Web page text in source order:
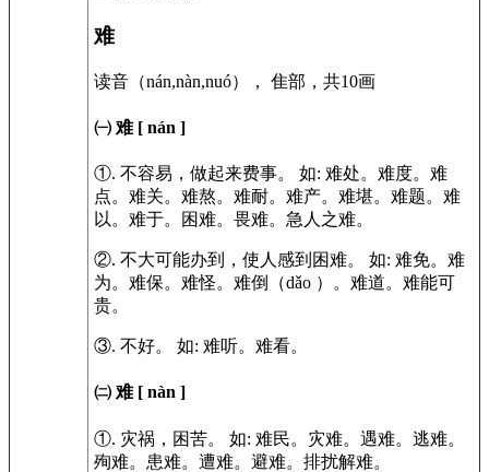
难
读音（nán,nàn,nuó）， 隹部，共10画
㈠ 难 [ nán ]
①. 不容易，做起来费事。 如: 难处。难度。难
点。难关。难熬。难耐。难产。难堪。难题。难
以。难于。困难。畏难。急人之难。
②. 不大可能办到，使人感到困难。 如: 难免。难
为。难保。难怪。难倒（dǎo ）。难道。难能可
贵。
③. 不好。 如: 难听。难看。
㈡ 难 [ nàn ]
①. 灾祸，困苦。 如: 难民。灾难。遇难。逃难。
殉难。患难。遭难。避难。排扰解难。